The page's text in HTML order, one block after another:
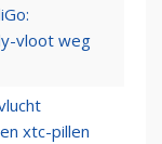
vloot weg
xtc-pillen